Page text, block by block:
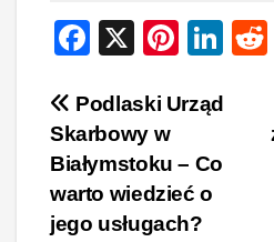
F
c
e
b
o
X
Pi
er
st
Li
Nawigacja
wpisu
Podlaski Urząd
Skarbowy w
Białymstoku – Co
warto wiedzieć o
jego usługach?